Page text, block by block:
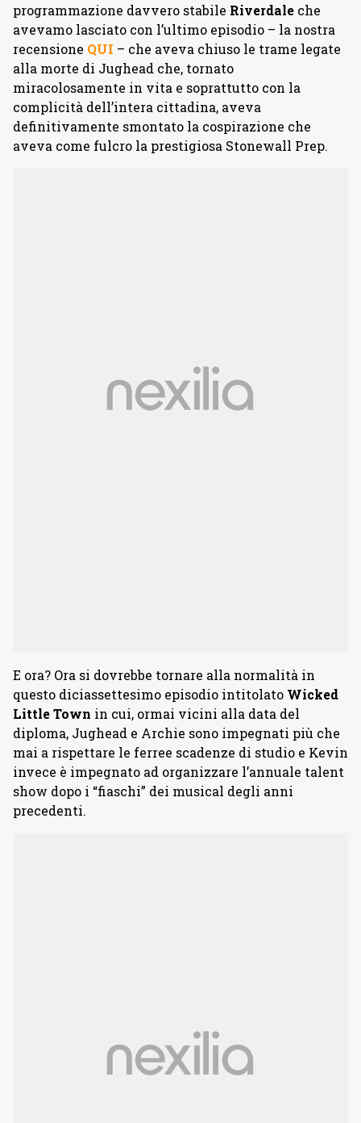
programmazione davvero stabile Riverdale che
avevamo lasciato con l’ultimo episodio – la nostra
recensione QUI – che aveva chiuso le trame legate
alla morte di Jughead che, tornato
miracolosamente in vita e soprattutto con la
complicità dell’intera cittadina, aveva
definitivamente smontato la cospirazione che
aveva come fulcro la prestigiosa Stonewall Prep.
E ora? Ora si dovrebbe tornare alla normalità in
questo diciassettesimo episodio intitolato Wicked
Little Town in cui, ormai vicini alla data del
diploma, Jughead e Archie sono impegnati più che
mai a rispettare le ferree scadenze di studio e Kevin
invece è impegnato ad organizzare l’annuale talent
show dopo i “fiaschi” dei musical degli anni
precedenti.